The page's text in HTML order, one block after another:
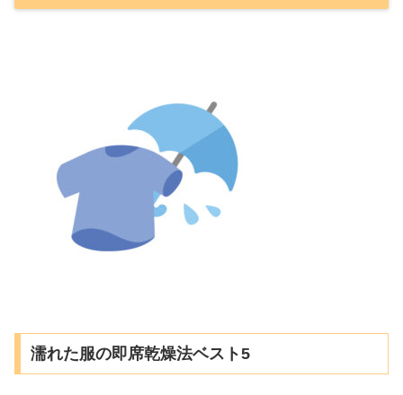
濡れた服の即席乾燥法ベスト5